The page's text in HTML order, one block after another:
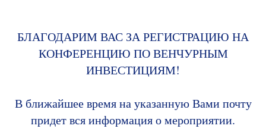
БЛАГОДАРИМ ВАС ЗА РЕГИСТРАЦИЮ НА
КОНФЕРЕНЦИЮ ПО ВЕНЧУРНЫМ
ИНВЕСТИЦИЯМ!
В ближайшее время на указанную Вами почту
придет вся информация о мероприятии.